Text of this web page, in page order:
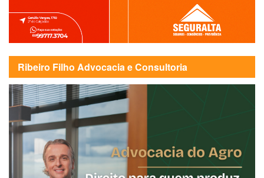
Ribeiro Filho Advocacia e Consultoria